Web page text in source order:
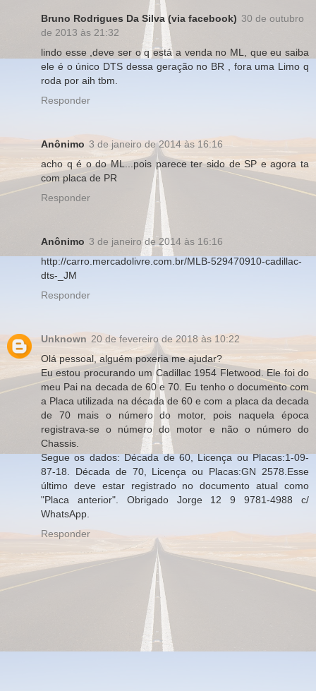
Bruno Rodrigues Da Silva (via facebook) 30 de outubro
de 2013 às 21:32
lindo esse ,deve ser o q está a venda no ML, que eu saiba
ele é o único DTS dessa geração no BR , fora uma Limo q
roda por aih tbm.
Responder
Anônimo 3 de janeiro de 2014 às 16:16
acho q é o do ML...pois parece ter sido de SP e agora ta
com placa de PR
Responder
Anônimo 3 de janeiro de 2014 às 16:16
http://carro.mercadolivre.com.br/MLB-529470910-cadillac-
dts-_JM
Responder
Unknown 20 de fevereiro de 2018 às 10:22
Olá pessoal, alguém poxeria me ajudar?
Eu estou procurando um Cadillac 1954 Fletwood. Ele foi do
meu Pai na decada de 60 e 70. Eu tenho o documento com
a Placa utilizada na década de 60 e com a placa da decada
de 70 mais o número do motor, pois naquela época
registrava-se o número do motor e não o número do
Chassis.
Segue os dados: Década de 60, Licença ou Placas:1-09-
87-18. Década de 70, Licença ou Placas:GN 2578.Esse
último deve estar registrado no documento atual como
"Placa anterior". Obrigado Jorge 12 9 9781-4988 c/
WhatsApp.
Responder